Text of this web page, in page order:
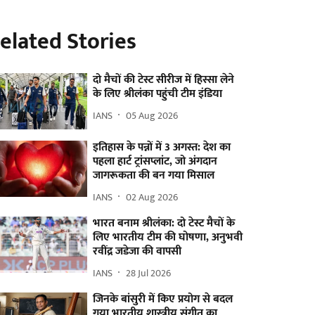
Stories
दो मैचों की टेस्ट सीरीज में हिस्सा लेने
के लिए श्रीलंका पहुंची टीम इंडिया
IANS 05 Aug 2026
इतिहास के पन्नों में 3 अगस्त: देश का
पहला हार्ट ट्रांसप्लांट​, जो अंगदान
जागरूकता की बन गया मिसाल
IANS 02 Aug 2026
भारत बनाम श्रीलंका: दो टेस्ट मैचों के
लिए भारतीय टीम की घोषणा, अनुभवी
रवींद्र जडेजा की वापसी
IANS 28 Jul 2026
जिनके बांसुरी में किए प्रयोग से बदल